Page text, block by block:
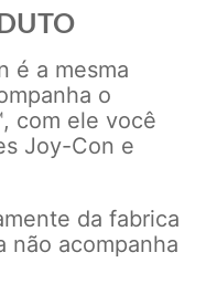
é a mesma
o
com ele você
Joy-Con e
da fabrica
não acompanha